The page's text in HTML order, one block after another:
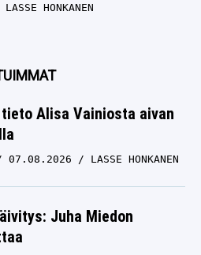
LASSE HONKANEN
Alisa Vainiosta aivan
07.08.2026 LASSE HONKANEN
Juha Miedon